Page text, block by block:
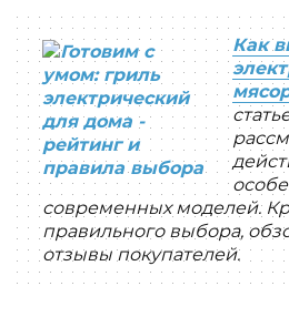
Как
современных моделей.
правильного выбора,
отзывы покупателей.